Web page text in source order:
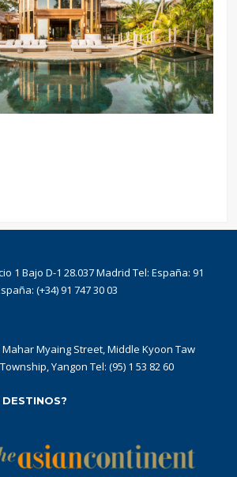
1 Bajo D-1 28.037 Madrid Tel: España: 91
(+34) 91 747 30 03
Mahar Myaing Street, Middle Kyoon Taw
Yangon Tel: (95) 1 53 82 60